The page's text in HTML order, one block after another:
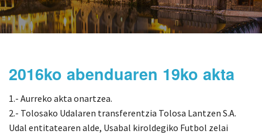
2016ko abenduaren 19ko akta
1.- Aurreko akta onartzea.
2.- Tolosako Udalaren transferentzia Tolosa Lantzen S.A.
Udal entitatearen alde, Usabal kiroldegiko Futbol zelai